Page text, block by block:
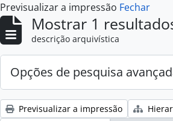
Previsualizar a impressão Fechar
Mostrar 1
descrição arquivística
Opções de pesquisa
Previsualizar a impressão